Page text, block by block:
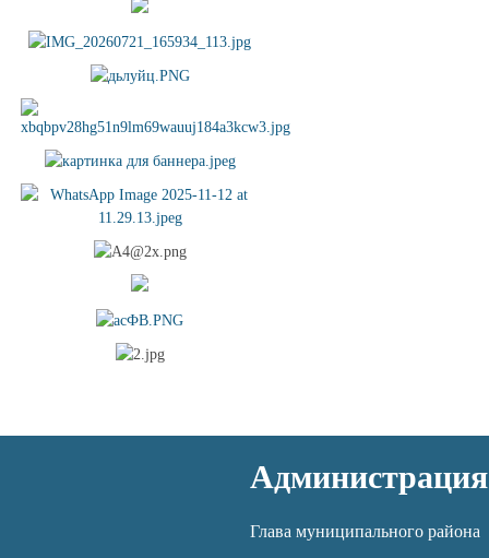
Администрация
Глава муниципального района